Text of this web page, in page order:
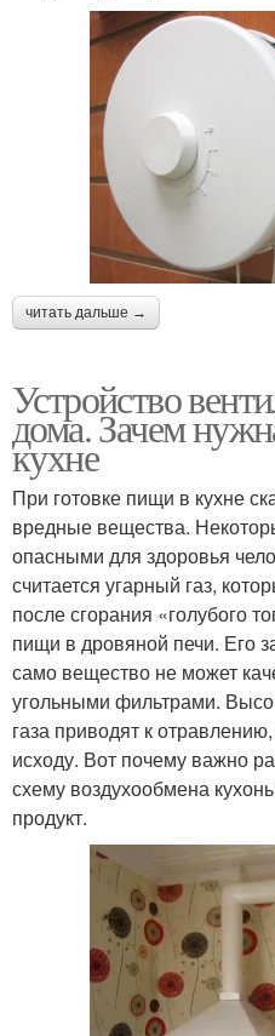
читать дальше →
Устройство
дома. Зачем
кухне
При готовке пищи в кухне
вредные вещества.
опасными для здоровья
считается угарный газ,
после сгорания «голубого
пищи в дровяной печи. Его
само вещество не может
угольными фильтрами.
газа приводят к
исходу. Вот почему важно
схему воздухообмена
продукт.